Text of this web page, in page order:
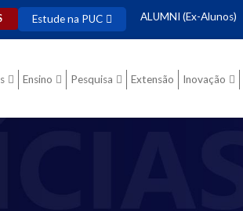
Estude na PUC ALUMNI (Ex-Alunos)
Ensino Pesquisa Extensão Inovação